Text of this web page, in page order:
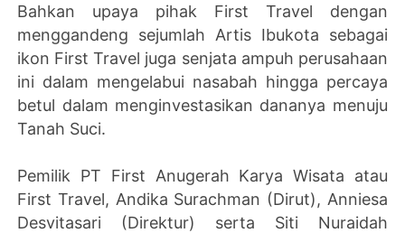
Bahkan upaya pihak First Travel dengan
menggandeng sejumlah Artis Ibukota sebagai
ikon First Travel juga senjata ampuh perusahaan
ini dalam mengelabui nasabah hingga percaya
betul dalam menginvestasikan dananya menuju
Tanah Suci.
Pemilik PT First Anugerah Karya Wisata atau
First Travel, Andika Surachman (Dirut), Anniesa
Desvitasari (Direktur) serta Siti Nuraidah